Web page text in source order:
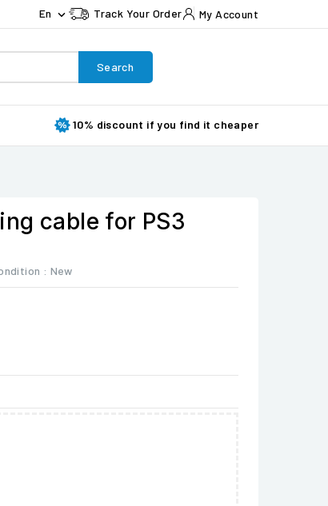
En  Track Your Order My Account
Search
10% discount if you find it cheaper
cable for PS3
: New